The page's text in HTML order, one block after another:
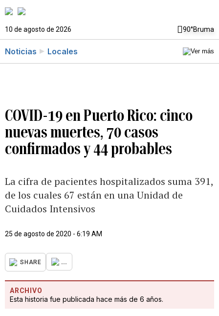
10 de agosto de 2026 90°Bruma
Noticias Locales
COVID-19 en Puerto Rico: cinco
nuevas muertes, 70 casos
confirmados y 44 probables
La cifra de pacientes hospitalizados suma 391,
de los cuales 67 están en una Unidad de
Cuidados Intensivos
25 de agosto de 2020 - 6:19 AM
SHARE ...
ARCHIVO
Esta historia fue publicada hace más de 6 años.